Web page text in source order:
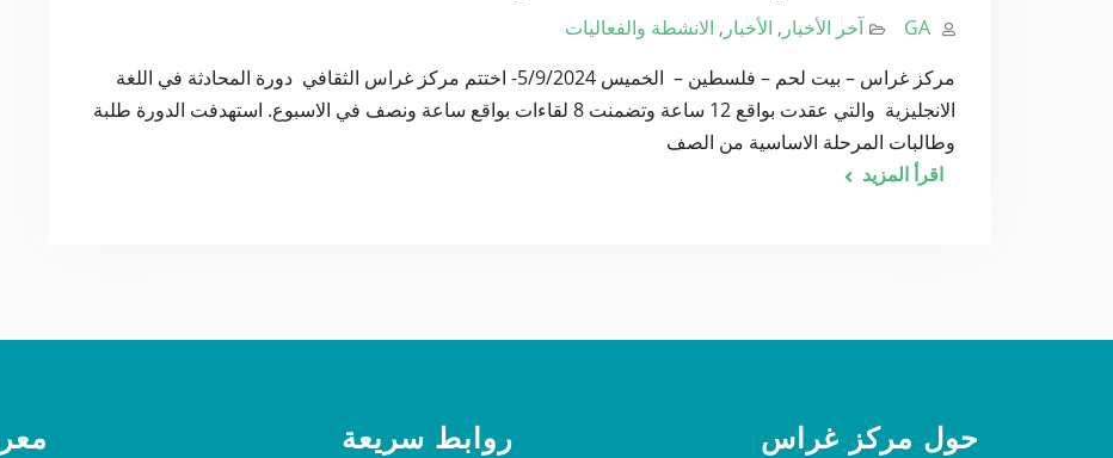
GA آخر الأخبار , الأخبار , الانشطة والفعاليات
مركز غراس – بيت لحم – فلسطين – الخميس 5/9/2024- اختتم مركز غراس الثقافي دورة المحادثة في اللغة
الانجليزية والتي عقدت بواقع 12 ساعة وتضمنت 8 لقاءات بواقع ساعة ونصف في الاسبوع. استهدفت الدورة طلبة
وطالبات المرحلة الاساسية من الصف
اقرأ المزيد
حول مركز غراس روابط سريعة